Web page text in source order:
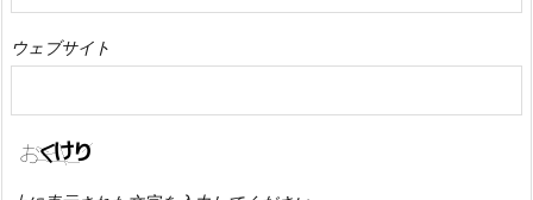
ウェブサイト